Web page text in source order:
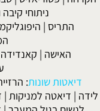
ניתוחי קיבה
התריס |
האישה | קאנדידה
דיאטות שונות:
לידה | דיאטה למניקות |